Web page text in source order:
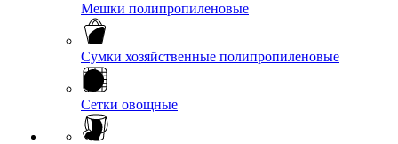
Мешки полипропиленовые
Сумки хозяйственные полипропиленовые
Сетки овощные